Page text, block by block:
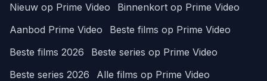
Nieuw op Prime Video
Binnenkort op Prime Video
Aanbod Prime Video
Beste films op Prime Video
Beste films 2026
Beste series op Prime Video
Beste series 2026
Alle films op Prime Video